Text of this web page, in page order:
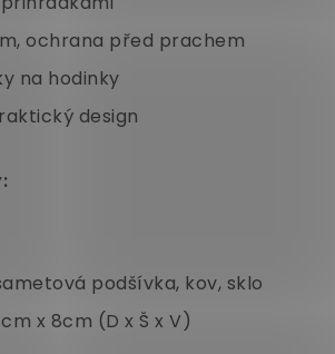
ochrana před prachem
na hodinky
design
podšívka, kov, sklo
x 8cm (D x Š x V)